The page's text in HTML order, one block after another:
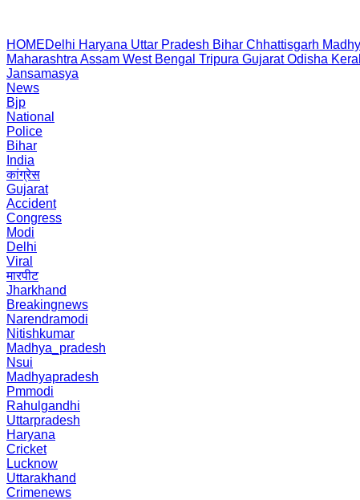
HOMEDelhi Haryana Uttar Pradesh Bihar Chhattisgarh
Maharashtra Assam West Bengal Tripura Gujarat Odisha
Jansamasya
News
Bjp
National
Police
Bihar
India
कांग्रेस
Gujarat
Accident
Congress
Modi
Delhi
Viral
मारपीट
Jharkhand
Breakingnews
Narendramodi
Nitishkumar
Madhya_pradesh
Nsui
Madhyapradesh
Pmmodi
Rahulgandhi
Uttarpradesh
Haryana
Cricket
Lucknow
Uttarakhand
Crimenews